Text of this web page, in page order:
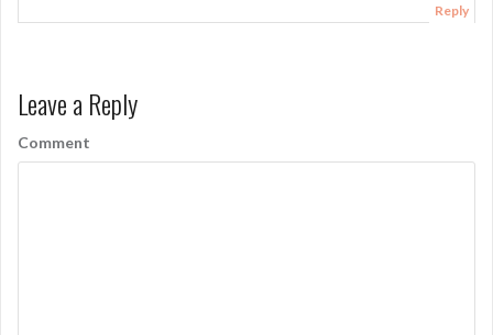
Reply
Leave a Reply
Comment